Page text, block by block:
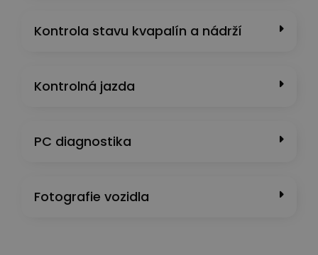
Kontrola stavu kvapalín a nádrží
Kontrolná jazda
PC diagnostika
Fotografie vozidla